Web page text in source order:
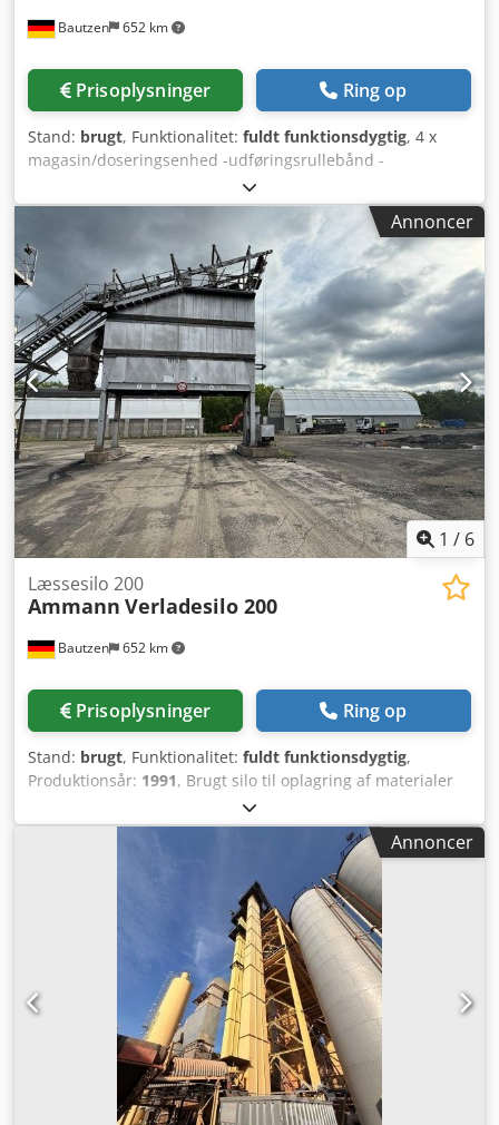
Bautzen 652 km
Prisoplysninger Ring op
Stand: brugt, Funktionalitet: fuldt funktionsdygtig, 4 x
magasin/doseringsenhed -udføringsrullebånd -
transportbånd/overførselsbånd Dkodpjzq S Huefx Agvor -
elektrisk installation, såfremt den findes
Annoncer
1 / 6
Bautzen 652 km
Læssesilo 200
Ammann Verladesilo 200
Prisoplysninger Ring op
Stand: brugt, Funktionalitet: fuldt funktionsdygtig,
Produktionsår: 1991, Brugt silo til oplagring af materialer
Djdpfxszq S Ewj Agvjkr Producent: Ulrich Samlet volumen:
200 ton -Transportørbånd -Haleværk -Elektrisk installation
Annoncer